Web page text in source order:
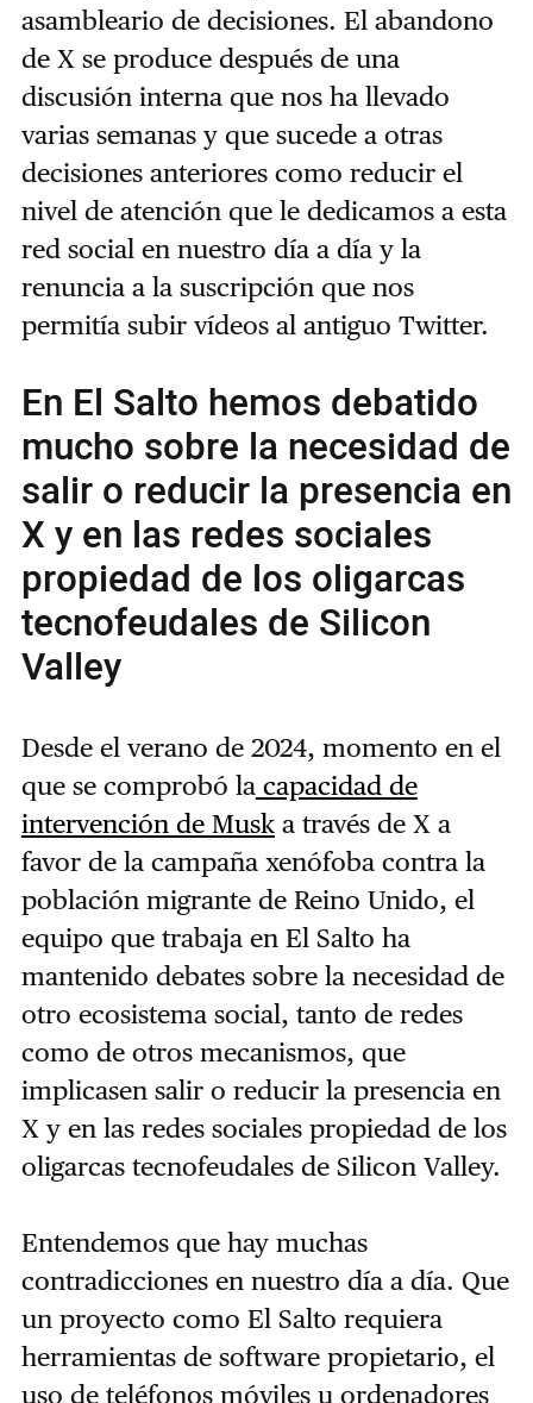
asambleario de decisiones. El abandono
de X se produce después de una
discusión interna que nos ha llevado
varias semanas y que sucede a otras
decisiones anteriores como reducir el
nivel de atención que le dedicamos a esta
red social en nuestro día a día y la
renuncia a la suscripción que nos
permitía subir vídeos al antiguo Twitter.
En El Salto hemos debatido
mucho sobre la necesidad de
salir o reducir la presencia en
X y en las redes sociales
propiedad de los oligarcas
tecnofeudales de Silicon
Valley
Desde el verano de 2024, momento en el
que se comprobó lacapacidad de
intervención de Muska través de X a
favor de la campaña xenófoba contra la
población migrante de Reino Unido, el
equipo que trabaja en El Salto ha
mantenido debates sobre la necesidad de
otro ecosistema social, tanto de redes
como de otros mecanismos, que
implicasen salir o reducir la presencia en
X y en las redes sociales propiedad de los
oligarcas tecnofeudales de Silicon Valley.
Entendemos que hay muchas
contradicciones en nuestro día a día. Que
un proyecto como El Salto requiera
herramientas de software propietario, el
uso de teléfonos móviles u ordenadores